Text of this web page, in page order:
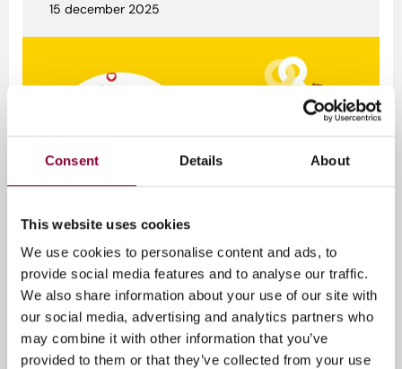
Consent Details About
This website uses cookies
We use cookies to personalise content and ads, to
provide social media features and to analyse our traffic.
We also share information about your use of our site with
our social media, advertising and analytics partners who
may combine it with other information that you’ve
provided to them or that they’ve collected from your use
15 december 2025
Authenticiteit van content C2PA in Nederland
Media Campus NL ontvangt SIDN
Fonds-toekenning voor
opschaling van C2PA in Nederland